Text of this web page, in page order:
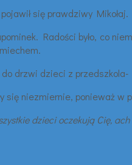
się prawdziwy Mikołaj.
Radości było, co
drzwi dzieci z
się niezmiernie, ponieważ
dzieci oczekują Cię,